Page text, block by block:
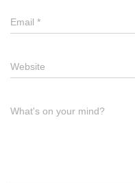
Email *
Website
What's on your mind?